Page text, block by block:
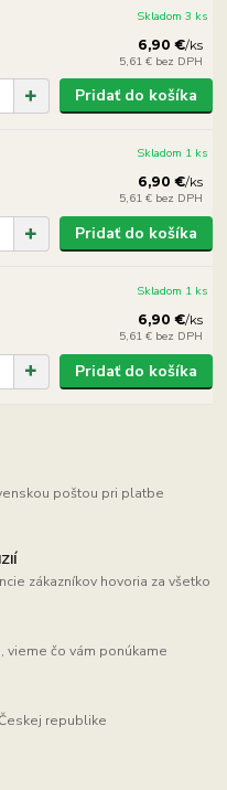
6,90 €/ks
5,61 € bez DPH
Skladom 3 ks
Pridať do košíka
6,90 €/ks
5,61 € bez DPH
Skladom 1 ks
Pridať do košíka
6,90 €/ks
5,61 € bez DPH
Skladom 1 ks
Pridať do košíka
poštou pri platbe
zákazníkov hovoria za všetko
čo vám ponúkame
republike